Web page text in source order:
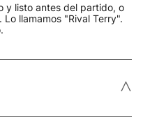
y listo antes del partido, o
llamamos "Rival Terry".
˄